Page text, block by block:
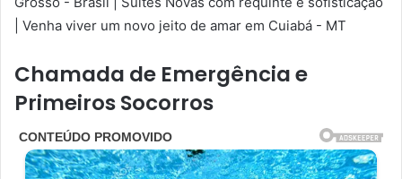
Chamada de Emergência e
Primeiros Socorros